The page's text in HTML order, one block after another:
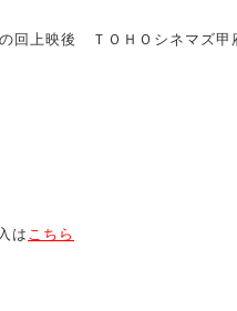
回上映後 ＴＯＨＯシネマズ甲
はこちら